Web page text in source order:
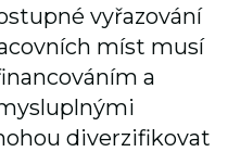
vyřazování
míst musí
a
diverzifikovat